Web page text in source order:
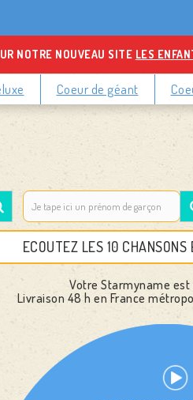
NOTRE NOUVEAU SITE LES
Coeur de géant
ECOUTEZ LES 10
Votre Starmyname
Livraison 48 h en France